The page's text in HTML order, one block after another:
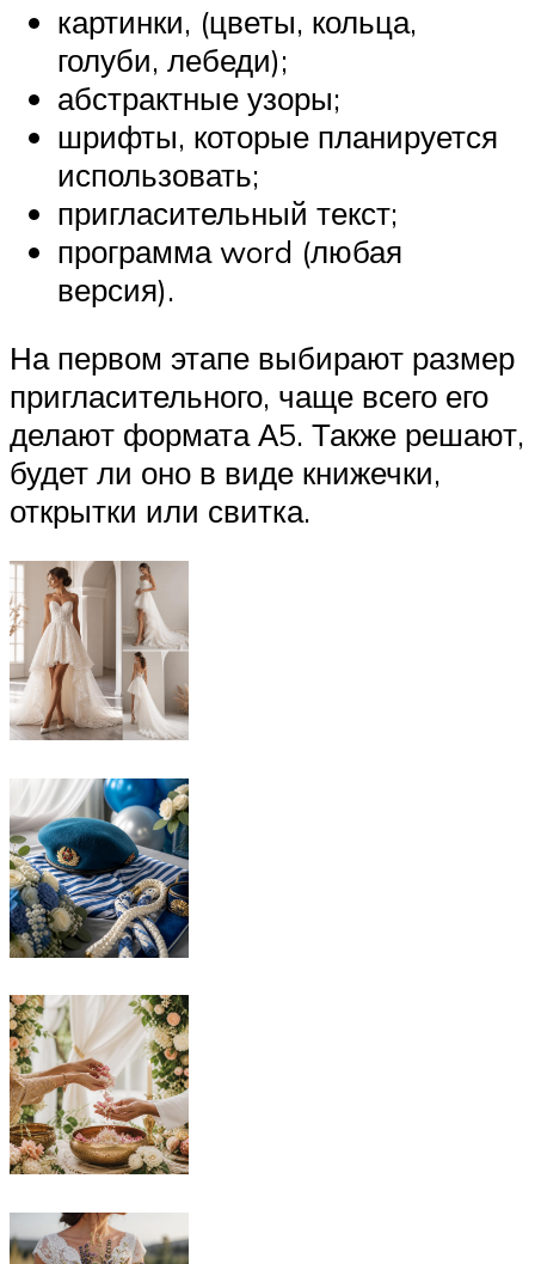
картинки, (цветы, кольца,
голуби, лебеди);
абстрактные узоры;
шрифты, которые планируется
использовать;
пригласительный текст;
программа word (любая
версия).
На первом этапе выбирают размер
пригласительного, чаще всего его
делают формата А5. Также решают,
будет ли оно в виде книжечки,
открытки или свитка.